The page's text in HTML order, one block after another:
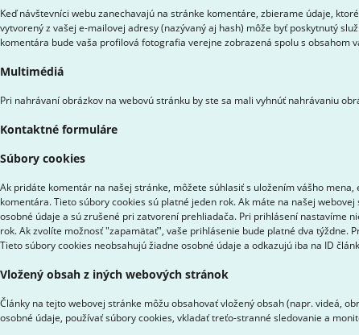
Keď návštevníci webu zanechavajú na stránke komentáre, zbierame údaje,
vytvorený z vašej e-mailovej adresy (nazývaný aj hash) môže byť poskytnutý
komentára bude vaša profilová fotografia verejne zobrazená spolu s obsahom
Multimédiá
Pri nahrávaní obrázkov na webovú stránku by ste sa mali vyhnúť nahrávaniu
Kontaktné formuláre
Súbory cookies
Ak pridáte komentár na našej stránke, môžete súhlasiť s uložením vášho
komentára. Tieto súbory cookies sú platné jeden rok. Ak máte na našej
osobné údaje a sú zrušené pri zatvorení prehliadača. Pri prihlásení nastavíme
rok. Ak zvolíte možnosť "zapamätať", vaše prihlásenie bude platné dva týždne.
Tieto súbory cookies neobsahujú žiadne osobné údaje a odkazujú iba na ID
Vložený obsah z iných webových stránok
Články na tejto webovej stránke môžu obsahovať vložený obsah (napr. videá,
osobné údaje, používať súbory cookies, vkladať treťo-stranné sledovanie a